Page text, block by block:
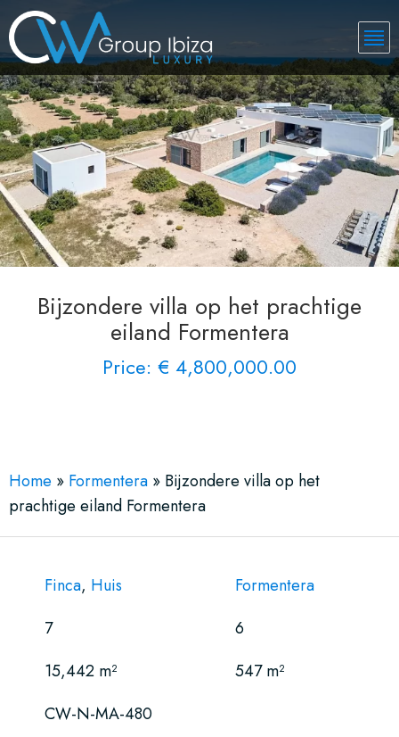
Bijzondere villa op het prachtige
eiland Formentera
Price: € 4,800,000.00
Home » Formentera » Bijzondere villa op het
prachtige eiland Formentera
Finca, Huis
Formentera
7
6
15,442 m²
547 m²
CW-N-MA-480